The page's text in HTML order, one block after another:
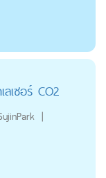
เซอร์ CO2
|